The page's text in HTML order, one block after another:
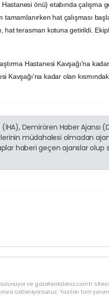
Hastanesi önü) etabında çalışma
tamamlanırken hat çalışması
hat terasman kotuna getirildi.
Hastanesi Kavşağı'na
Kavşağı'na kadar olan
(İHA), Demirören Haber Ajansı
müdahalesi olmadan
haberi geçen ajanslar olup
ve gazeteakdeniz.com.tr
üstleniyorsunuz. Yazılan tüm